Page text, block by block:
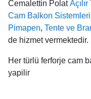
Cemalettin Polat
Cam Balkon Sistemleri
Pimapen, Tente ve
de hizmet vermektedir.
Her türlü ferforje cam
yapilir